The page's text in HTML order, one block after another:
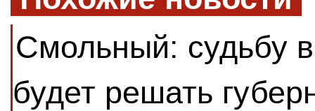
Смольный: судьбу
будет решать